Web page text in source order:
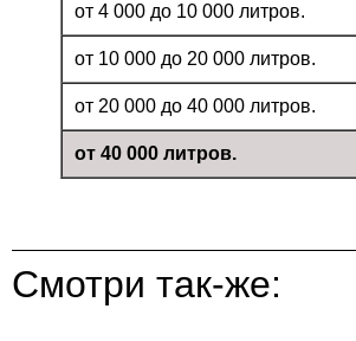
от 4 000 до 10 000 литров.
от 10 000 до 20 000 литров.
от 20 000 до 40 000 литров.
от 40 000 литров.
Смотри так-же: